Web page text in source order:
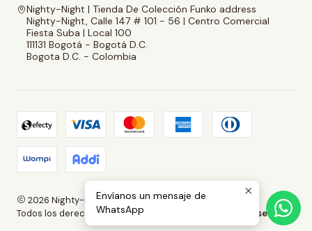
Nighty-Night | Tienda De Colección Funko address
Nighty-Night, Calle 147 # 101 - 56 | Centro Comercial
Fiesta Suba | Local 100
111131 Bogotá - Bogotá D.C.
Bogota D.C. - Colombia
2026 Nighty-Night | Tienda De Colección Funko.
Todos los derechos reservados.
Desarrollado por Jumpseller.
Envíanos un mensaje de
WhatsApp